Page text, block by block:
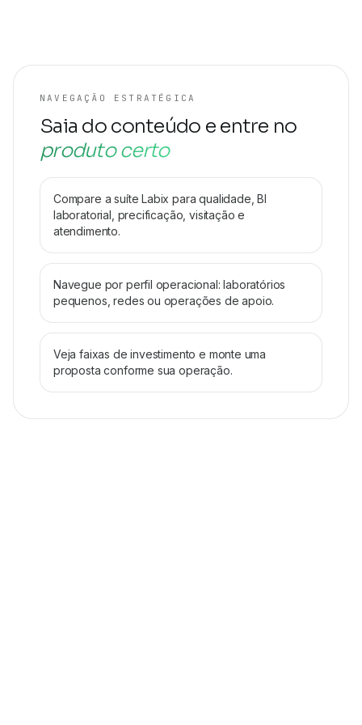
NAVEGAÇÃO ESTRATÉGICA
Saia do conteúdo e entre no
produto certo
Compare a suíte Labix para qualidade, BI
laboratorial, precificação, visitação e
atendimento.
Navegue por perfil operacional: laboratórios
pequenos, redes ou operações de apoio.
Veja faixas de investimento e monte uma
proposta conforme sua operação.